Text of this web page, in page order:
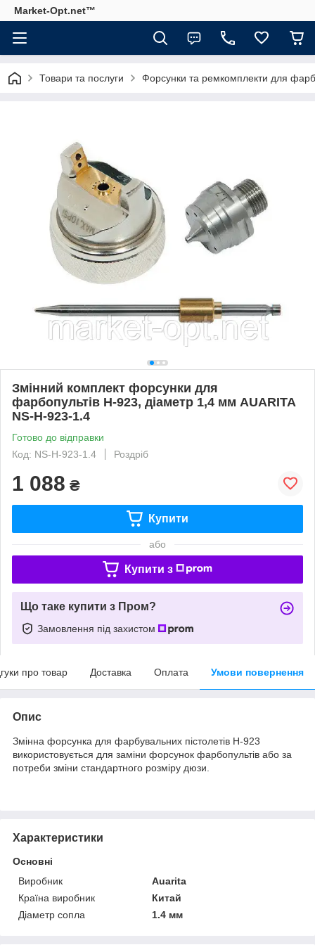
Market-Opt.net™
Товари та послуги Форсунки та ремкомплекти для
Змінний комплект форсунки для
фарбопультів H-923, діаметр 1,4 мм AUARITA
NS-H-923-1.4
Готово до відправки
Код: NS-H-923-1.4
Роздріб
1 088 ₴
Купити
або
Купити з
Що таке купити з Пром?
Замовлення під захистом
про товар Доставка Оплата Умови повернення
Опис
Змінна форсунка для фарбувальних пістолетів H-923
використовується для заміни форсунок фарбопультів або за
потреби зміни стандартного розміру дюзи.
Характеристики
Основні
Виробник
Auarita
Країна виробник
Китай
Діаметр сопла
1.4 мм